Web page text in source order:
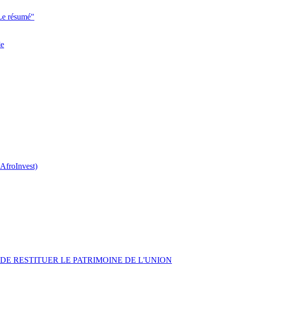
résumé"
AfroInvest)
RESTITUER LE PATRIMOINE DE L'UNION